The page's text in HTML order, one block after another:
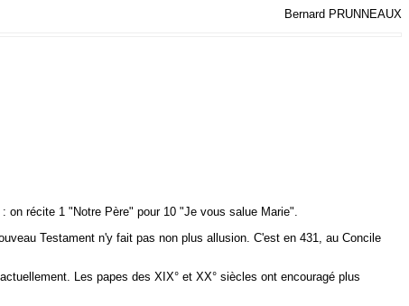
Bernard PRUNNEAUX
on récite 1 "Notre Père" pour 10 "Je vous salue Marie".
Testament n'y fait pas non plus allusion. C'est en 431, au Concile
Les papes des XIX° et XX° siècles ont encouragé plus